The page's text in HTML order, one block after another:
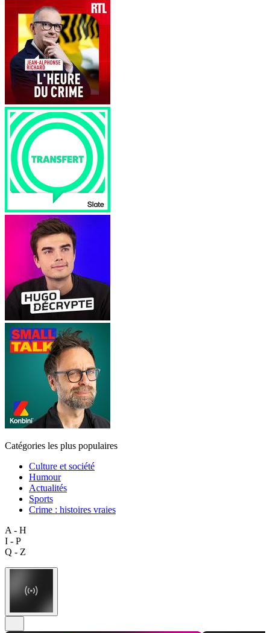
Catégories les plus populaires
Culture et société
Humour
Actualités
Sports
Crime : histoires vraies
A - H
I - P
Q - Z